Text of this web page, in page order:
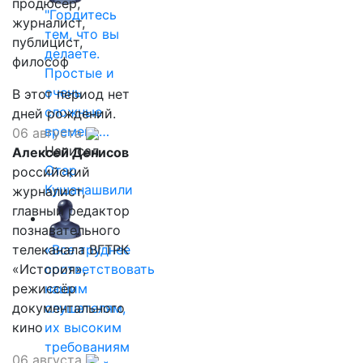
"Гордитесь
тем, что вы
делаете.
Простые и
очень
сложные
времена…
Написал
Отар
Кушанашвили
«Все труднее
соответствовать
нашим
слушателям,
их высоким
требованиям
журналист,
публицист,
философ
В этот период нет
дней рождений.
06 августа
Алексей Денисов
российский
журналист,
главный редактор
познавательного
телеканала ВГТРК
«История»,
режиссёр
документального
кино
06 августа